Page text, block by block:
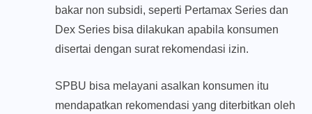
bakar non subsidi, seperti Pertamax Series dan
Dex Series bisa dilakukan apabila konsumen
disertai dengan surat rekomendasi izin.
SPBU bisa melayani asalkan konsumen itu
mendapatkan rekomendasi yang diterbitkan oleh